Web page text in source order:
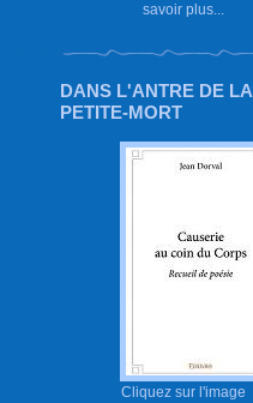
savoir plus...
DANS L'ANTRE DE LA
PETITE-MORT
Cliquez sur l'image